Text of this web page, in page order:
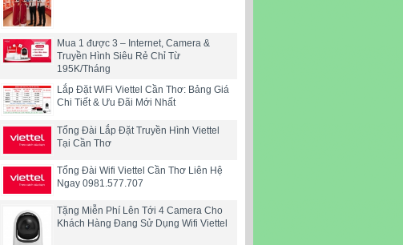
Mua 1 được 3 – Internet, Camera &
Truyền Hình Siêu Rẻ Chỉ Từ
195K/Tháng
Lắp Đặt WiFi Viettel Cần Thơ: Bảng Giá
Chi Tiết & Ưu Đãi Mới Nhất
Tổng Đài Lắp Đặt Truyền Hình Viettel
Tại Cần Thơ
Tổng Đài Wifi Viettel Cần Thơ Liên Hệ
Ngay 0981.577.707
Tặng Miễn Phí Lên Tới 4 Camera Cho
Khách Hàng Đang Sử Dụng Wifi Viettel